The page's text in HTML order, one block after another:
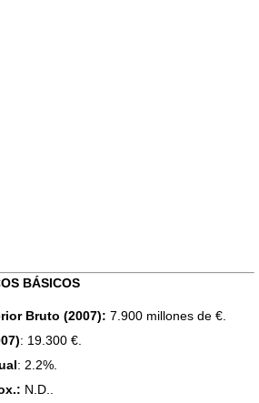
BÁSICOS
Bruto (2007): 7.900 millones de €.
: 19.300 €.
: 2.2%.
N.D..